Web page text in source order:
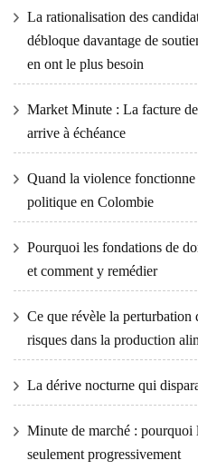
La rationalisation des
débloque davantage de
en ont le plus besoin
Market Minute : La facture
arrive à échéance
Quand la violence
politique en Colombie
Pourquoi les fondations de
et comment y remédier
Ce que révèle la perturbation
risques dans la production
La dérive nocturne qui
Minute de marché : pourquoi
seulement progressivement